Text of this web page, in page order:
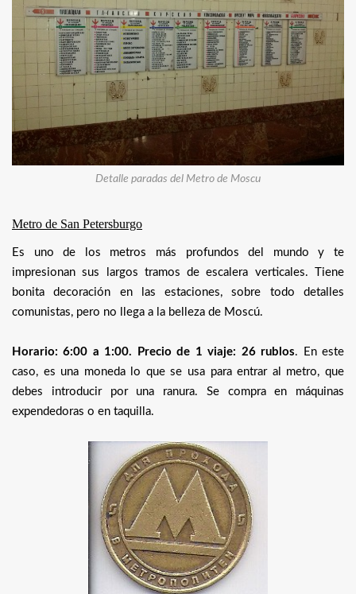
Detalle paradas del Metro de Moscu
Metro de San Petersburgo
Es uno de los metros más profundos del mundo y te
impresionan sus largos tramos de escalera verticales. Tiene
bonita decoración en las estaciones, sobre todo detalles
comunistas, pero no llega a la belleza de Moscú.
Horario: 6:00 a 1:00. Precio de 1 viaje: 26 rublos. En este
caso, es una moneda lo que se usa para entrar al metro, que
debes introducir por una ranura. Se compra en máquinas
expendedoras o en taquilla.